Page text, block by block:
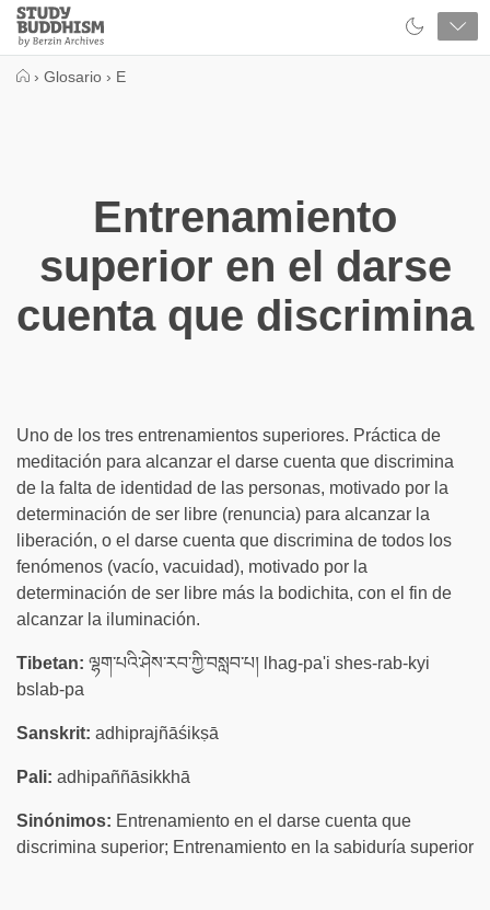
Close
Study
Buddhism
› Glosario › E
Entrenamiento
superior en el darse
cuenta que discrimina
Uno de los tres entrenamientos superiores. Práctica de
meditación para alcanzar el darse cuenta que discrimina
de la falta de identidad de las personas, motivado por la
determinación de ser libre (renuncia) para alcanzar la
liberación, o el darse cuenta que discrimina de todos los
fenómenos (vacío, vacuidad), motivado por la
determinación de ser libre más la bodichita, con el fin de
alcanzar la iluminación.
Tibetan: ལྷག་པའི་ཤེས་རབ་ཀྱི་བསླབ་པ། lhag-pa'i shes-rab-kyi
bslab-pa
Sanskrit: adhiprajñāśikṣā
Pali: adhipaññāsikkhā
Sinónimos: Entrenamiento en el darse cuenta que
discrimina superior; Entrenamiento en la sabiduría superior